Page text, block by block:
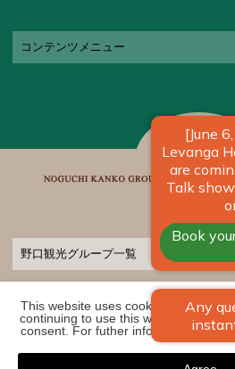
コンテンツメニュー
野口観光グループ一覧
COPYRIGHT ©2026 きたゆざわ 森のソラニ
光グループ. ALL RIGHTS
This website uses cookies to
continuing to use this website, you
consent. For futher information,